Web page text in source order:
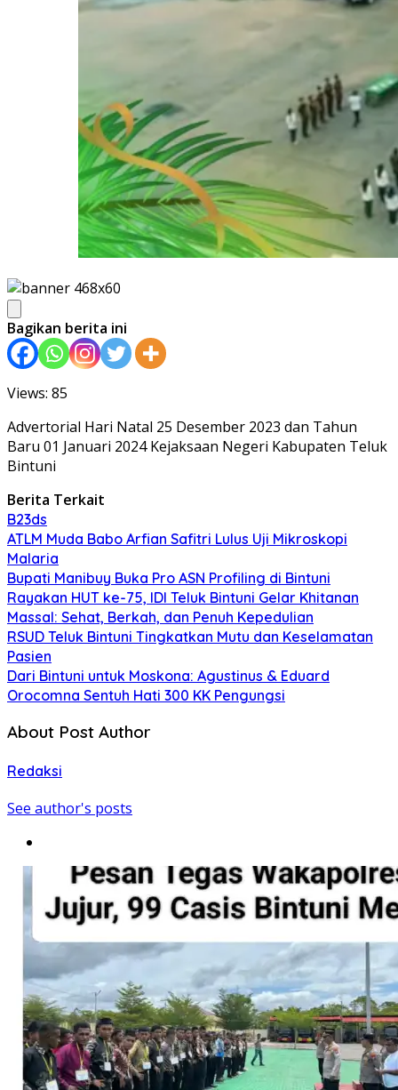
Bagikan berita ini
Views: 85
Advertorial Hari Natal 25 Desember 2023 dan Tahun
Baru 01 Januari 2024 Kejaksaan Negeri Kabupaten Teluk
Bintuni
Berita Terkait
B23ds
ATLM Muda Babo Arfian Safitri Lulus Uji Mikroskopi
Malaria
Bupati Manibuy Buka Pro ASN Profiling di Bintuni
Rayakan HUT ke-75, IDI Teluk Bintuni Gelar Khitanan
Massal: Sehat, Berkah, dan Penuh Kepedulian
RSUD Teluk Bintuni Tingkatkan Mutu dan Keselamatan
Pasien
Dari Bintuni untuk Moskona: Agustinus & Eduard
Orocomna Sentuh Hati 300 KK Pengungsi
About Post Author
Redaksi
See author's posts